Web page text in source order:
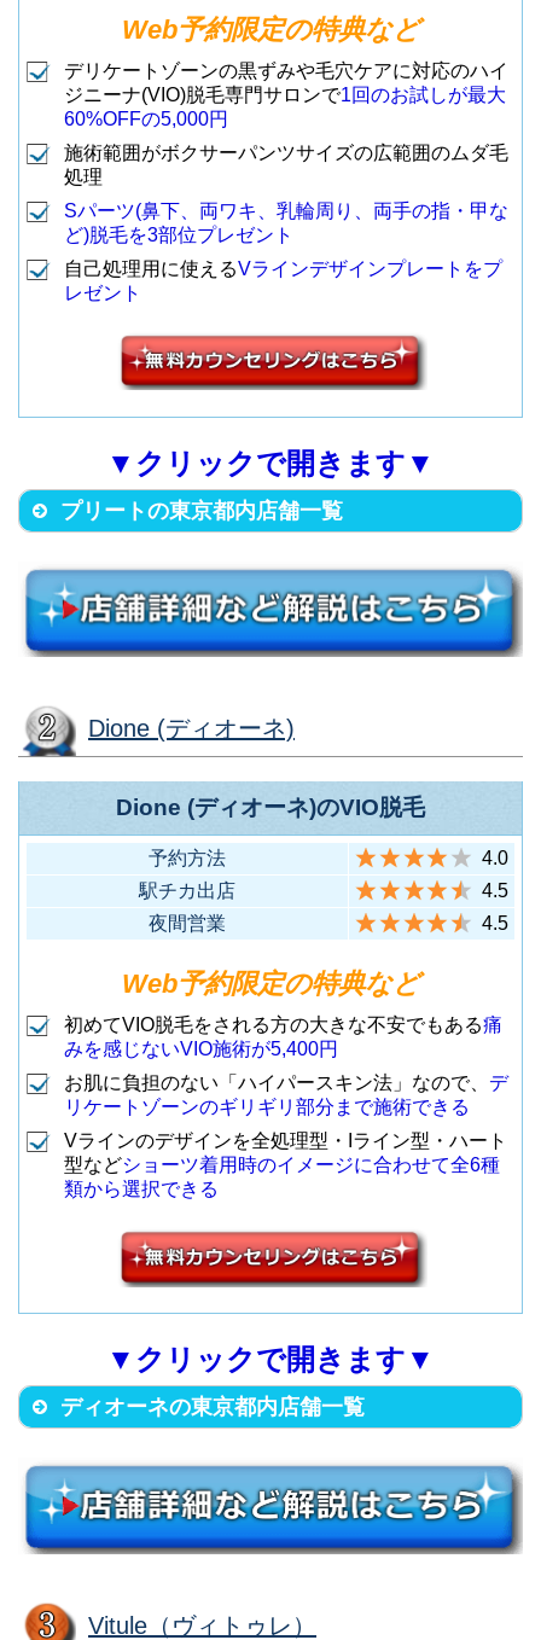
店舗名 住所
吉祥寺店
メアリヒト吉祥寺ビル6F
歩3分）
吉祥寺北口店
2小野山ビル6F
（JR各線 吉祥寺駅(北口)から徒
立川市柴崎町3丁目7-24 MYビル4
F
分）
4 立川北口店
（JR各線 立川駅(北口)から徒歩2
八王子東急スク
エア店
八王子市旭町9-1 東急スクエア10
F
（JR各線 八王子駅(北口)から徒
6
クロスガーデン
多摩店
多摩市落合2丁目33 クロスガー
デン多摩3F
（京王線・小田急線 多摩センタ
ー駅(南口・中央口)から徒歩15
分）
7 町田109店
町田市原町田6-8-1 109町田4F
グラン町田レガ
ロ店
町田市原町田4丁目5-8 REGALO
（JR各線 町田駅(中央改札出口)
から徒歩5分）
ツインズウエスト7F
調布駅前店
ビル３Ｆ
4 町田店
町田市中町1-1-16 東京建物町田
（小田急町田駅の北口から徒歩3
分）
立川店
（JR各線 立川駅北口から徒歩2
分）
分）
15 恵比寿店
渋谷区恵比寿南1-2-8 雨宮ビル6
（JR各線 恵比寿駅西口から徒歩
3分）
南青山店 Premi
港区南青山2-27-20 CGAビル4F
池袋サンシャイ
ン通り店
（JR各線 池袋駅(東口)から徒歩1
分）
吉祥寺店
ンプラザ505
（JR各線 吉祥寺駅から徒歩4
東村山市秋津町5-24-1 2F
（JR秋津駅から徒歩2分）
久米川店
東村山市栄町1-8-22
（西武新宿線 久米川駅から徒歩4
分）
町田店
島Ⅱ 405号
（JR各線 町田駅から徒歩5分）
5 西八王子店
八王子市台町4-44-10 西八王子平
沼ビル301号
（JR西八王子駅から徒歩3分）
八王子市子安町1-1-3 南口第二ビ
ル203
分）
渋谷東口店
（東急・地下鉄各線 渋谷駅から
渋谷駅前店
渋谷区神南1-22-8 東日本ビル7
（東急・地下鉄各線 渋谷駅ハチ
公口から徒歩2分）
11 自由が丘店
目黒区自由が丘2-11-11 水谷ビ
ル4F
（東急・大井町線 自由が丘駅正
12 三軒茶屋店
世田谷区太子堂2-16-8 AKビル3
（東急各線 三軒茶屋駅北口から
徒歩2分）
二子玉川店
世田谷区玉川3-14-7 フラッツビ
（東急各線 二子玉川駅から徒歩5
14 中野店
中野区中野5-65-5 豊島興業ビル
6F
（JR各線 中野駅北口から徒歩2
分）
高田馬場店
5F
（地下鉄高田馬場駅1番出口から
豊島区東池袋3-4-1 第二朝日ビ
ル6F
分）
渋谷店
渋谷区宇田川町20-11NOF渋谷公
園通りビル6F
（東急・地下鉄各線 渋谷駅ハチ
4 有楽町駅前店
千代田区有楽町1-7-1有楽町電気
ビル南館B1F
（JR有楽町駅日比谷口から徒歩3
分）
6 上野店
（JR上野駅広小路口から徒歩2
分）
LOTTE CITY錦
糸町店
墨田区錦糸4-6-1LOTTE CITY6F
北千住店
足立区千住2-59 北千住横山ビル4
F
（JR各線 北千住駅西口から徒歩
西葛西店
江戸川区西葛西6-8-10 朝日生命
西葛西ビル2F
（地下鉄各線 西葛西駅から徒歩1
分）
大泉学園店
F
（西武鉄道池袋線 大泉学園駅北
11 五反田店
品川区西五反田2-7-8 誠實（せい
（JR山手線五反田駅西口から徒
歩2分）
が丘プラザ2F
Web予約限定の特典など
デリケートゾーンの黒ずみや毛穴ケアに対応のハイ
ジニーナ(VIO)脱毛専門サロンで1回のお試しが最大
60%OFFの5,000円
施術範囲がボクサーパンツサイズの広範囲のムダ毛
処理
Sパーツ(鼻下、両ワキ、乳輪周り、両手の指・甲な
ど)脱毛を3部位プレゼント
自己処理用に使えるVラインデザインプレートをプ
レゼント
▼クリックで開きます▼
プリートの東京都内店舗一覧
店舗名 住所
1
2 新宿店
渋谷区代々木2-6-8 Shinjuku eX
ビル7・8F
（JR新宿駅南口から徒歩3分）
上野店
台東区上野4−10−7タツミビル8F
（JR上野駅不忍口から徒歩1分）
Dione (ディオーネ)
Dione (ディオーネ)のVIO脱毛
予約方法
4.0
駅チカ出店
4.5
夜間営業
4.5
Web予約限定の特典など
初めてVIO脱毛をされる方の大きな不安でもある痛
みを感じないVIO施術が5,400円
お肌に負担のない「ハイパースキン法」なので、 デ
リケートゾーンのギリギリ部分まで施術できる
Vラインのデザインを全処理型・Iライン型・ハート
型などショーツ着用時のイメージに合わせて全6種
類から選択できる
▼クリックで開きます▼
ディオーネの東京都内店舗一覧
店舗名
Vitule（ヴィトゥレ）